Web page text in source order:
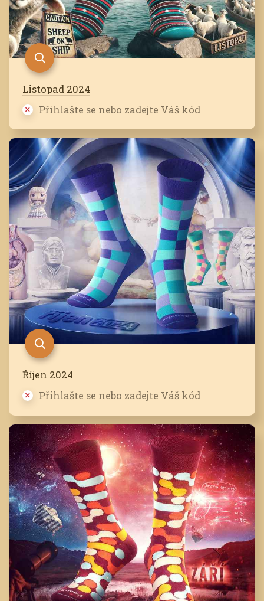
Listopad 2024
Přihlašte se nebo zadejte Váš kód
Říjen 2024
Přihlašte se nebo zadejte Váš kód